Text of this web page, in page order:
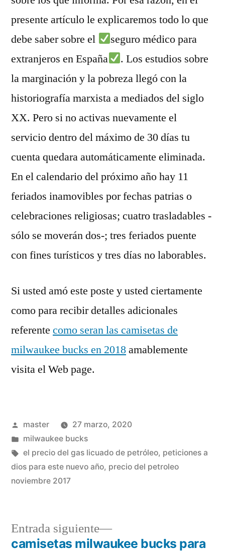
presente artículo le explicaremos todo lo que
debe saber sobre el
seguro médico para
extranjeros en España
. Los estudios sobre
la marginación y la pobreza llegó con la
historiografía marxista a mediados del siglo
XX. Pero si no activas nuevamente el
servicio dentro del máximo de 30 días tu
cuenta quedara automáticamente eliminada.
En el calendario del próximo año hay 11
feriados inamovibles por fechas patrias o
celebraciones religiosas; cuatro trasladables -
sólo se moverán dos-; tres feriados puente
con fines turísticos y tres días no laborables.
Si usted amó este poste y usted ciertamente
como para recibir detalles adicionales
referente como seran las camisetas de
milwaukee bucks en 2018amablemente
visita el Web page.
Publicado
por
master
27 marzo, 2020
Publicado
en
milwaukee bucks
Etiquetas:
el precio del gas licuado de petróleo, peticiones a
dios para este nuevo año, precio del petroleo
noviembre 2017
Entrada siguiente
Entrada
siguiente:
camisetas milwaukee bucks para